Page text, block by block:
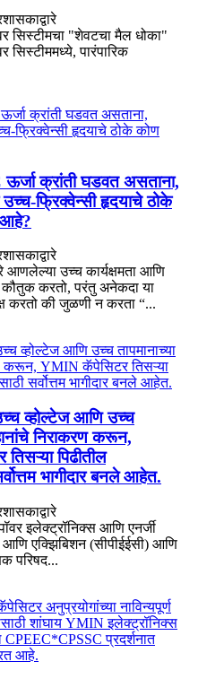
सिस्टीमचा "शेवटचा मैल धोका"
सिस्टीममध्ये, पारंपारिक
क्रांती घडवत असताना,
उच्च-फ्रिक्वेन्सी हृदयाचे ठोके
आहे?
आणलेल्या उच्च कार्यक्षमता आणि
कौतुक करतो, परंतु अनेकदा या
करतो की जुळणी न करता “...
व्होल्टेज आणि उच्च
निराकरण करून,
पिढीतील
भागीदार बनले आहेत.
इलेक्ट्रॉनिक्स आणि एनर्जी
आणि एक्झिबिशन (सीपीईईसी) आणि
परिषद...